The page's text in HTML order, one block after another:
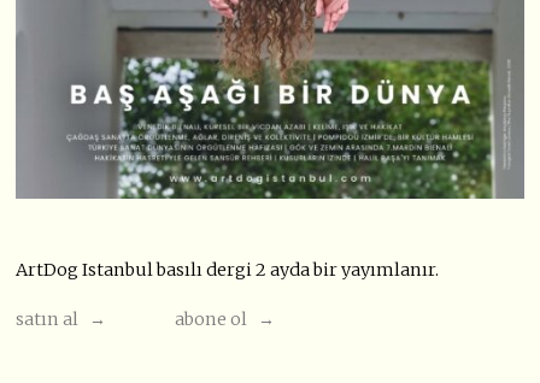
ArtDog Istanbul basılı dergi 2 ayda bir yayımlanır.
satın al → abone ol →